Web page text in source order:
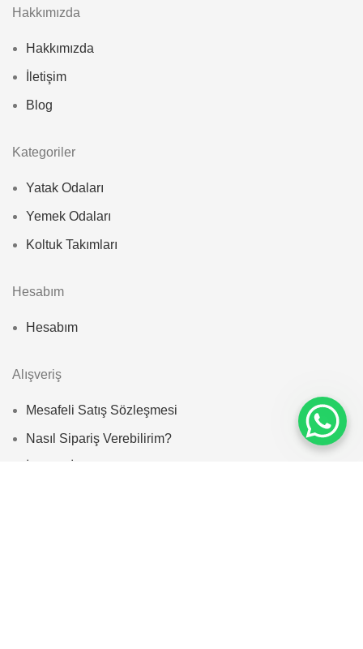
Hakkımızda
Hakkımızda
İletişim
Blog
Kategoriler
Yatak Odaları
Yemek Odaları
Koltuk Takımları
Hesabım
Hesabım
Alışveriş
Mesafeli Satış Sözleşmesi
Nasıl Sipariş Verebilirim?